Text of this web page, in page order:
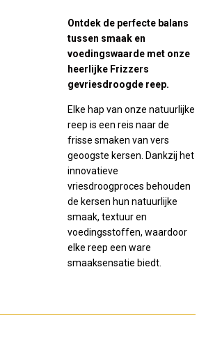
Ontdek de perfecte balans
tussen smaak en
voedingswaarde met onze
heerlijke Frizzers
gevriesdroogde reep.
Elke hap van onze natuurlijke
reep is een reis naar de
frisse smaken van vers
geoogste kersen. Dankzij het
innovatieve
vriesdroogproces behouden
de kersen hun natuurlijke
smaak, textuur en
voedingsstoffen, waardoor
elke reep een ware
smaaksensatie biedt.